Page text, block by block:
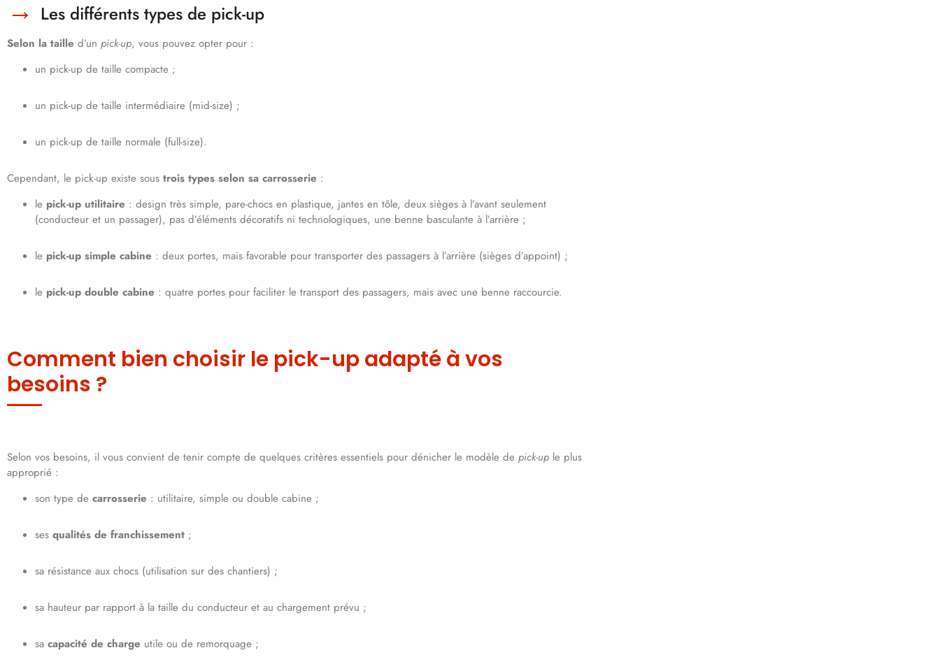
Les différents types de pick-up
Selon la taille d’un pick-up, vous pouvez opter pour :
un pick-up de taille compacte ;
un pick-up de taille intermédiaire (mid-size) ;
un pick-up de taille normale (full-size).
Cependant, le pick-up existe sous trois types selon sa carrosserie :
le pick-up utilitaire : design très simple, pare-chocs en plastique, jantes en tôle, deux sièges à l’avant seulement
(conducteur et un passager), pas d’éléments décoratifs ni technologiques, une benne basculante à l’arrière ;
le pick-up simple cabine : deux portes, mais favorable pour transporter des passagers à l’arrière (sièges d’appoint) ;
le pick-up double cabine : quatre portes pour faciliter le transport des passagers, mais avec une benne raccourcie.
Comment bien choisir le pick-up adapté à vos
besoins ?
Selon vos besoins, il vous convient de tenir compte de quelques critères essentiels pour dénicher le modèle de pick-up le plus
approprié :
son type de carrosserie : utilitaire, simple ou double cabine ;
ses qualités de franchissement ;
sa résistance aux chocs (utilisation sur des chantiers) ;
sa hauteur par rapport à la taille du conducteur et au chargement prévu ;
sa capacité de charge utile ou de remorquage ;